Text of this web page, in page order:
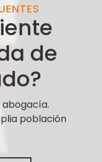
de
abogacía.
población